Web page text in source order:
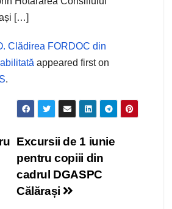
[…]
Clădirea FORDOC din
appeared first on
.
Excursii de 1 iunie
pentru copiii din
cadrul DGASPC
Călărași